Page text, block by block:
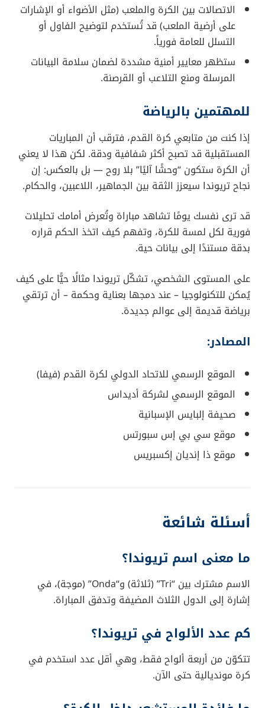
الاتصالات بين الكرة والملعب (مثل الأضواء أو الإشارات
على أرضية الملعب) قد تُستخدم لتوضيح الفاول أو
التسلل للعامة فورياً.
ستظهر معايير أمنية مشددة لضمان سلامة البيانات
المرسلة ومنع التلاعب أو القرصنة.
للمهتمين بالرياضة
إذا كنت من متابعي كرة القدم، فترقب أن المباريات
المستقبلية قد تصبح أكثر شفافية ودقة. لكن هذا لا يعني
أن الكرة ستكون “وحشًا آليًا” بلا روح — بل بالعكس: إن
نجاح تريوندا سيعزز الثقة بين الجماهير، اللاعبين، والحكام.
قد ترى نفسك يومًا تشاهد مباراة وتُعرض أمامك تحليلات
فورية لكل لمسة للكرة، وتفهم كيف اتخذ الحكم قراره
بدقة مستندًا إلى بيانات حية.
على المستوى الشخصي، تشكّل تريوندا مثالًا حيًّا على كيف
يُمكن للتكنولوجيا – عند دمجها بعناية وحكمة – أن ترتقي
برياضة قديمة إلى عوالم جديدة.
المصادر:
الموقع الرسمي للاتحاد الدولي لكرة القدم (فيفا)
الموقع الرسمي لشركة أديداس
صحيفة إلبايس الإسبانية
موقع سي بي إس سبورتس
موقع ذا إنديان إكسبريس
أسئلة شائعة
ما معنى اسم تريوندا؟
الاسم مشترك بين “Tri” (ثلاثة) و“Onda” (موجة)، في
إشارة إلى الدول الثلاث المضيفة وتدفق المباراة.
كم عدد الألواح في تريوندا؟
تتكوّن من أربعة ألواح فقط، وهي أقل عدد استخدم في
كرة مونديالية حتى الآن.